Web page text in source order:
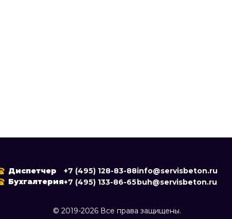
Диспетчер
Бухгалтерия
+7 (495) 128-83-88
+7 (495) 133-86-65
info@servisbeton.ru
buh@servisbeton.ru
© 2019-2026 Все права защищены.